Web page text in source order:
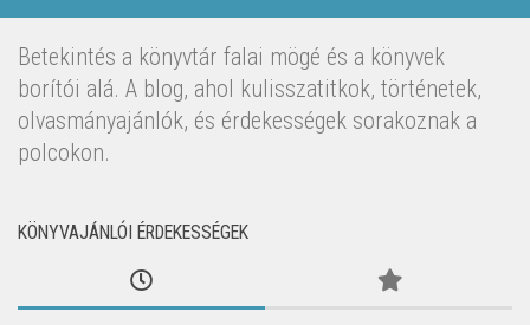
Betekintés a könyvtár falai mögé és a könyvek
borítói alá. A blog, ahol kulisszatitkok, történetek,
olvasmányajánlók, és érdekességek sorakoznak a
polcokon.
KÖNYVAJÁNLÓI ÉRDEKESSÉGEK